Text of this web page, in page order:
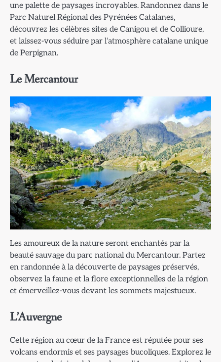
une palette de paysages incroyables. Randonnez dans le
Parc Naturel Régional des Pyrénées Catalanes,
découvrez les célèbres sites de Canigou et de Collioure,
et laissez-vous séduire par l’atmosphère catalane unique
de Perpignan.
Le Mercantour
Les amoureux de la nature seront enchantés par la
beauté sauvage du parc national du Mercantour. Partez
en randonnée à la découverte de paysages préservés,
observez la faune et la flore exceptionnelles de la région
et émerveillez-vous devant les sommets majestueux.
L’Auvergne
Cette région au cœur de la France est réputée pour ses
volcans endormis et ses paysages bucoliques. Explorez le